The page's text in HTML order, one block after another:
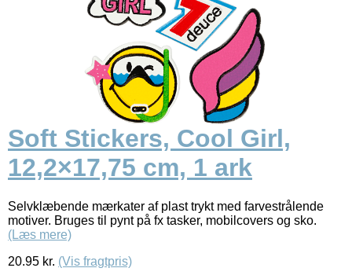
Soft Stickers, Cool Girl,
12,2×17,75 cm, 1 ark
Selvklæbende mærkater af plast trykt med farvestrålende
motiver. Bruges til pynt på fx tasker, mobilcovers og sko.
(Læs mere)
20.95 kr. (Vis fragtpris)